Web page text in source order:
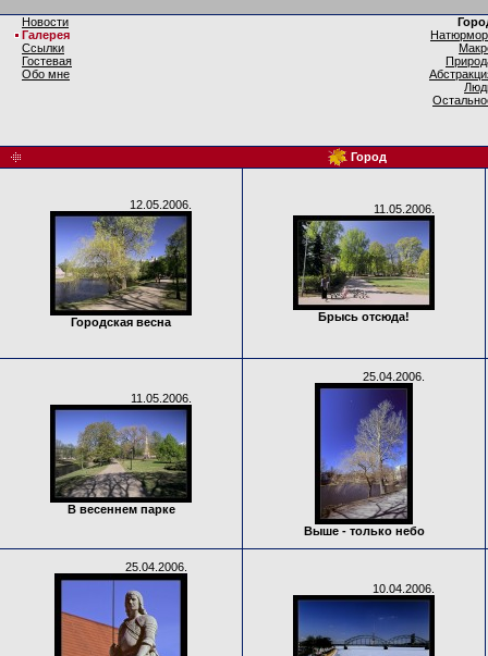
Новости
Галерея
Ссылки
Гостевая
Обо мне
Город
12.05.2006.
Городская весна
11.05.2006.
Брысь отсюда!
11.05.2006.
В весеннем парке
25.04.2006.
Выше - только небо
25.04.2006.
10.04.2006.